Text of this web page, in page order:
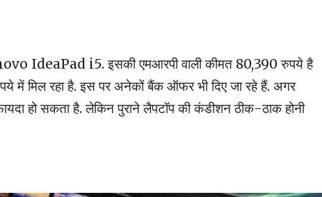
IdeaPad i5. इसकी एमआरपी वाली कीमत 80,390 रुपये है
में मिल रहा है. इस पर अनेकों बैंक ऑफर भी दिए जा रहे हैं. अगर
हो सकता है. लेकिन पुराने लैपटॉप की कंडीशन ठीक-ठाक होनी